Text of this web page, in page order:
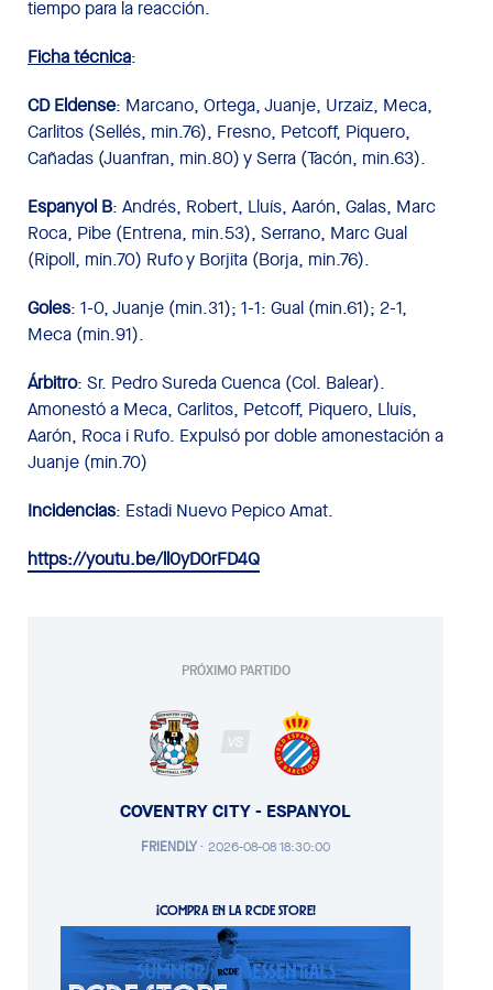
tiempo para la reacción.
Ficha técnica:
CD Eldense: Marcano, Ortega, Juanje, Urzaiz, Meca,
Carlitos (Sellés, min.76), Fresno, Petcoff, Piquero,
Cañadas (Juanfran, min.80) y Serra (Tacón, min.63).
Espanyol B: Andrés, Robert, Lluís, Aarón, Galas, Marc
Roca, Pibe (Entrena, min.53), Serrano, Marc Gual
(Ripoll, min.70) Rufo y Borjita (Borja, min.76).
Goles: 1-0, Juanje (min.31); 1-1: Gual (min.61); 2-1,
Meca (min.91).
Árbitro: Sr. Pedro Sureda Cuenca (Col. Balear).
Amonestó a Meca, Carlitos, Petcoff, Piquero, Lluís,
Aarón, Roca i Rufo. Expulsó por doble amonestación a
Juanje (min.70)
Incidencias: Estadi Nuevo Pepico Amat.
https://youtu.be/ll0yD0rFD4Q
PRÓXIMO PARTIDO
VS
COVENTRY CITY - ESPANYOL
FRIENDLY· 2026-08-08 18:30:00
¡COMPRA EN LA RCDE STORE!